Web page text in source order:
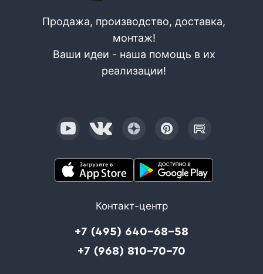
Продажа, производство, доставка,
монтаж!
Ваши идеи - наша помощь в их
реализации!
Контакт-центр
+7 (495) 640-68-58
+7 (968) 810-70-70